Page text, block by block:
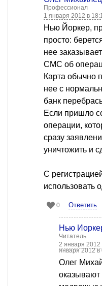
Профессионал
1 января 2012 в
Нью Йоркер,
просто:
нее
СМС об
Карта обычно
нее с
банк
Если пришло
операции,
сразу
уничтожить и
С
использовать
0 Ответить
Нью
Читатель
2 января 2012
января 2012
Олег
оказывают